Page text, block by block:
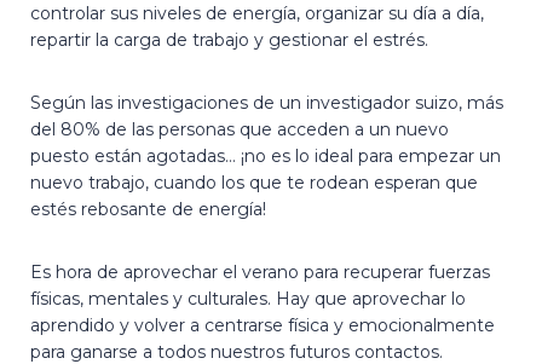
controlar sus niveles de energía, organizar su día a día,
repartir la carga de trabajo y gestionar el estrés.
Según las investigaciones de un investigador suizo, más
del 80% de las personas que acceden a un nuevo
puesto están agotadas… ¡no es lo ideal para empezar un
nuevo trabajo, cuando los que te rodean esperan que
estés rebosante de energía!
Es hora de aprovechar el verano para recuperar fuerzas
físicas, mentales y culturales. Hay que aprovechar lo
aprendido y volver a centrarse física y emocionalmente
para ganarse a todos nuestros futuros contactos.